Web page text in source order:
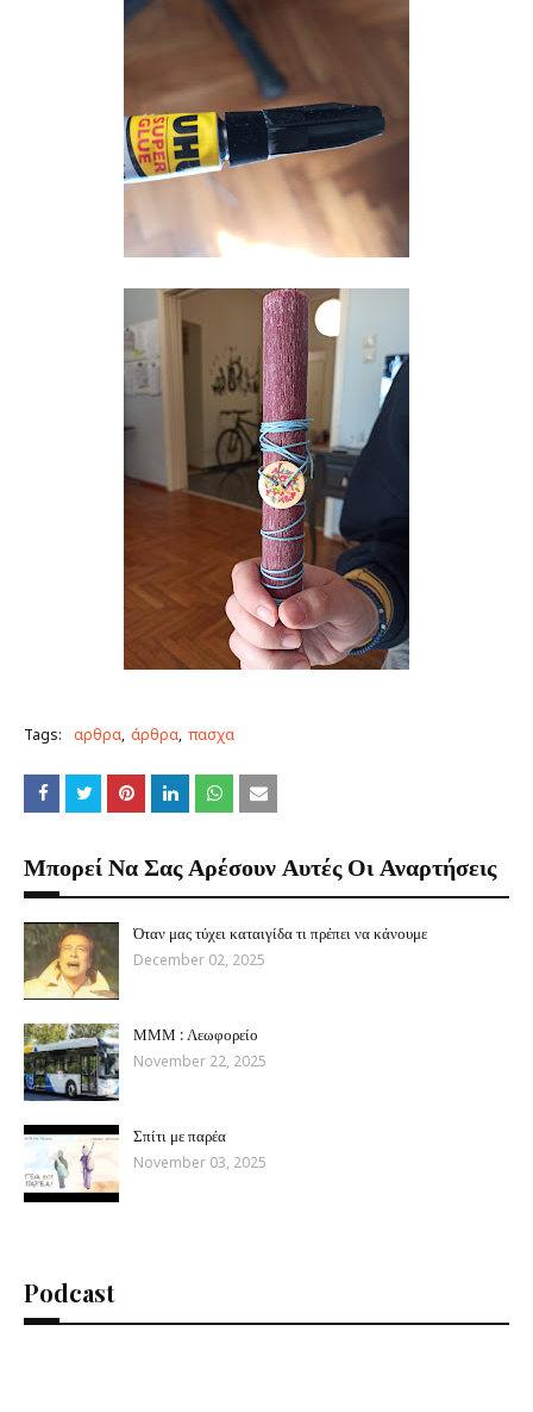
Tags: αρθρα άρθρα πασχα
Μπορεί Να Σας Αρέσουν Αυτές Οι Αναρτήσεις
Όταν μας τύχει καταιγίδα τι πρέπει να κάνουμε
December 02, 2025
ΜΜΜ : Λεωφορείο
November 22, 2025
Σπίτι με παρέα
November 03, 2025
Podcast